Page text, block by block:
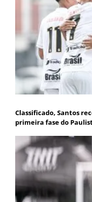
Classificado, Santos
primeira fase do